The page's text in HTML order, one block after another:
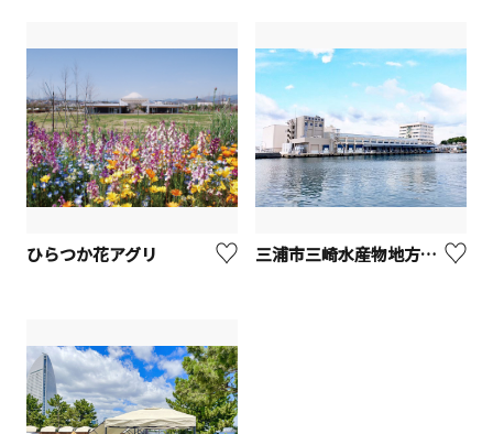
ひらつか花アグリ 三浦市三崎水産物地方卸売市場（みさき魚市場）